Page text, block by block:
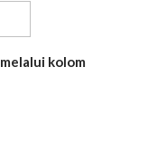
kolom